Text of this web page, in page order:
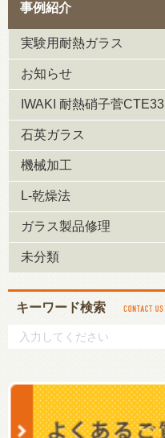
事例紹介
実験用耐熱ガラス
お知らせ
IWAKI 耐熱硝子菅CTE33
石英ガラス
機械加工
L-乾燥法
ガラス製品修理
未分類
キーワード検索